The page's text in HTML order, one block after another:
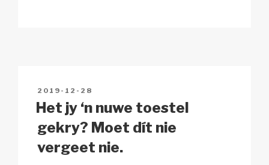
n
k
o
k
p
at
POSTED
ON
2019-12-28
Het jy ‘n nuwe toestel
gekry? Moet dít nie
vergeet nie.